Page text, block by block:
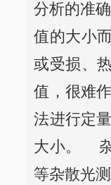
分析的准
值的大小
或受损、
值，很难
法进行定
大小。
杂
等杂散光